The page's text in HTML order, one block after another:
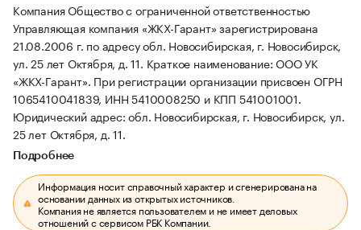
Компания Общество с ограниченной ответственностью
Управляющая компания «ЖКХ-Гарант» зарегистрирована
21.08.2006 г. по адресу обл. Новосибирская, г. Новосибирск,
ул. 25 лет Октября, д. 11. Краткое наименование: ООО УК
«ЖКХ-Гарант». При регистрации организации присвоен ОГРН
1065410041839, ИНН 5410008250 и КПП 541001001.
Юридический адрес: обл. Новосибирская, г. Новосибирск, ул.
25 лет Октября, д. 11.
Подробнее
Информация носит справочный характер и сгенерирована на
основании данных из открытых источников.
Компания не является пользователем и не имеет деловых
отношений с сервисом РБК Компании.